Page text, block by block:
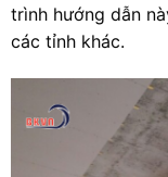
trình hướng dẫn
các tỉnh khác.